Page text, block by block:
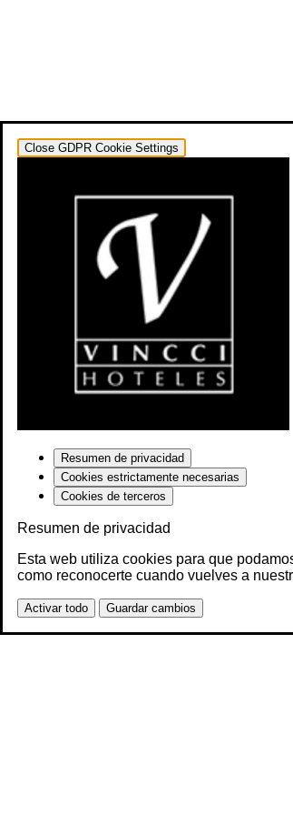
Close GDPR Cookie Settings
Resumen de privacidad
Cookies estrictamente necesarias
Cookies de terceros
Resumen de privacidad
Esta web utiliza cookies para que
como reconocerte cuando vuelves a
Activar todo Guardar cambios